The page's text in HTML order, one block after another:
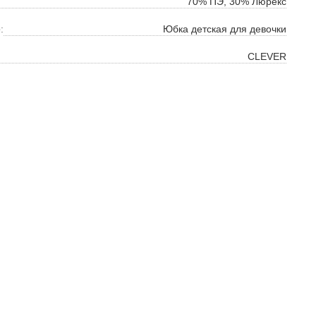
Юбка детская для девочки
CLEVER